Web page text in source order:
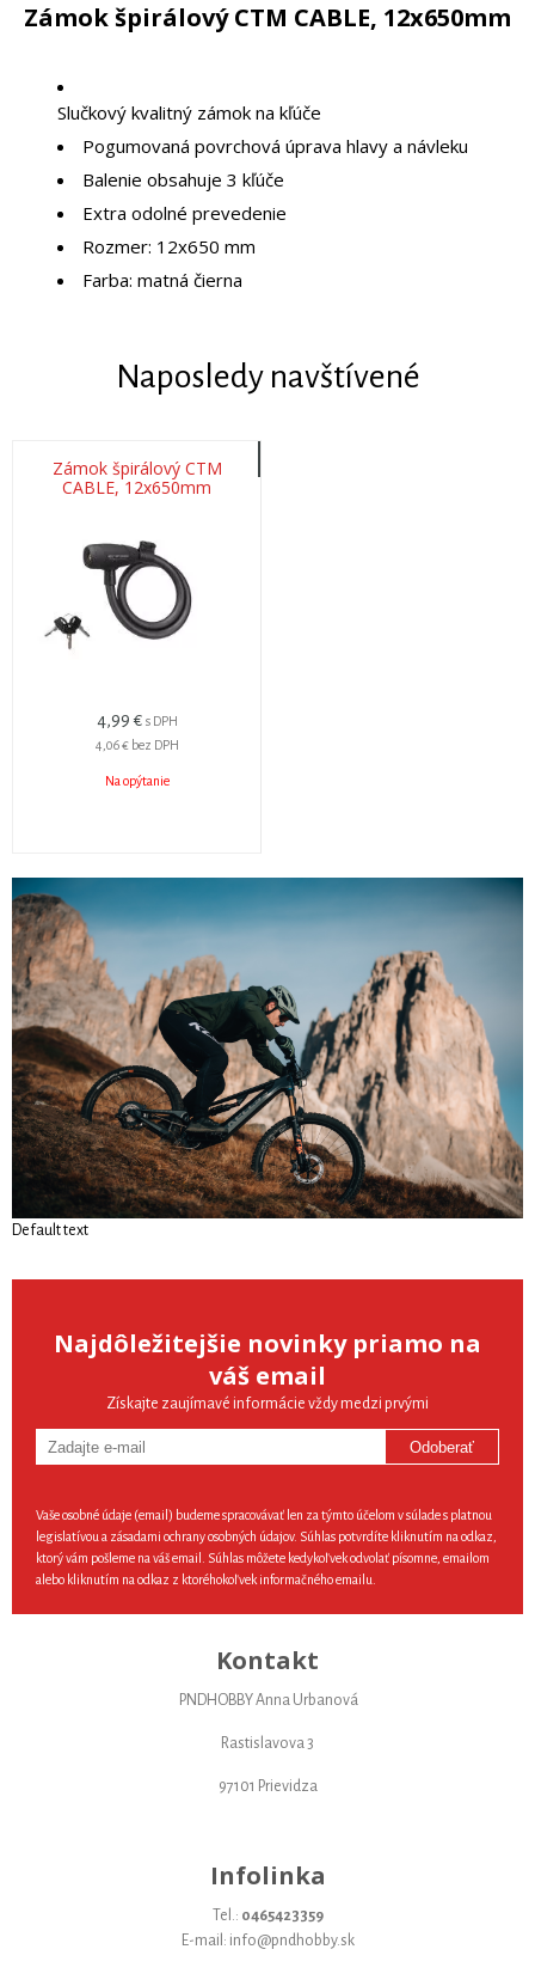
Zámok špirálový CTM CABLE, 12x650mm
Slučkový kvalitný zámok na kľúče
Pogumovaná povrchová úprava hlavy a návleku
Balenie obsahuje 3 kľúče
Extra odolné prevedenie
Rozmer: 12x650 mm
Farba: matná čierna
Naposledy navštívené
Zámok špirálový CTM
CABLE, 12x650mm
4,99 € s DPH
4,06 € bez DPH
Na opýtanie
Default text
Najdôležitejšie novinky priamo na
váš email
Získajte zaujímavé informácie vždy medzi prvými
Odoberať
Vaše osobné údaje (email) budeme spracovávať len za týmto účelom v súlade s platnou
legislatívou a zásadami ochrany osobných údajov. Súhlas potvrdíte kliknutím na odkaz,
ktorý vám pošleme na váš email. Súhlas môžete kedykoľvek odvolať písomne, emailom
alebo kliknutím na odkaz z ktoréhokoľvek informačného emailu.
Kontakt
PNDHOBBY Anna Urbanová
Rastislavova 3
97101 Prievidza
Infolinka
Tel.: 0465423359
E-mail: info@pndhobby.sk